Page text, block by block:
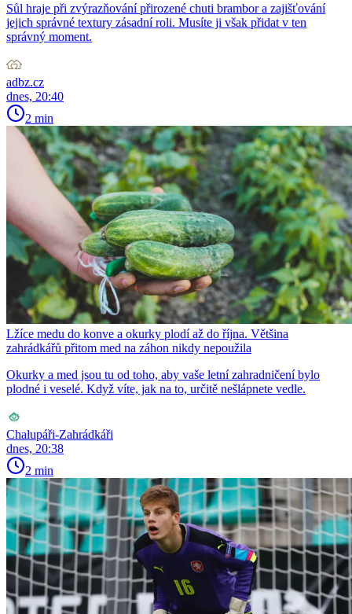
Sůl hraje při zvýrazňování přirozené chuti brambor a zajišťování
jejich správné textury zásadní roli. Musíte ji však přidat v ten
správný moment.
adbz.cz
dnes, 20:40
2 min
Lžíce medu do konve a okurky plodí až do října. Většina
zahrádkářů přitom med na záhon nikdy nepoužila
Okurky a med jsou tu od toho, aby vaše letní zahradničení bylo
plodné i veselé. Když víte, jak na to, určitě nešlápnete vedle.
Chalupáři-Zahrádkáři
dnes, 20:38
2 min